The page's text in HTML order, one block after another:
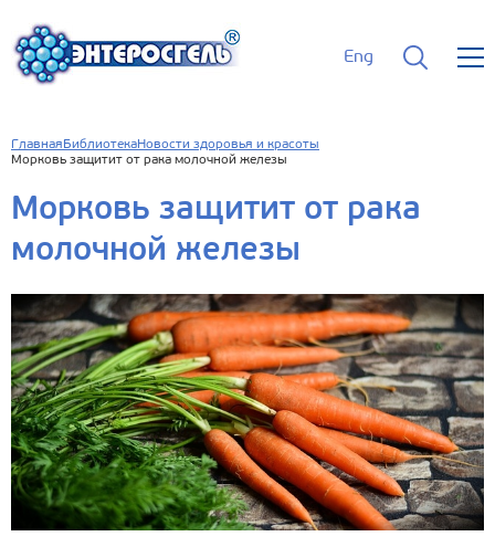
Eng
Главная БиблиотекаНовости здоровья и красоты
Морковь защитит от рака молочной железы
Морковь защитит от рака
молочной железы